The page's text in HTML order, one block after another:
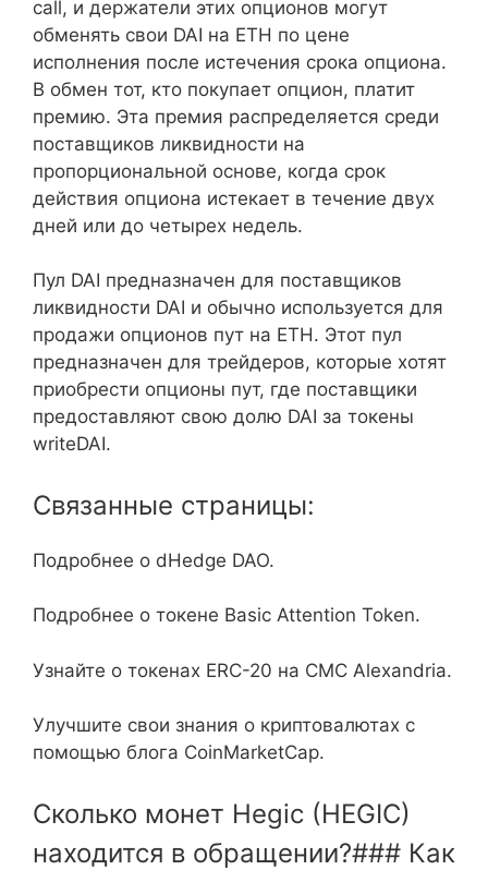
call, и держатели этих опционов могут
обменять свои DAI на ETH по цене
исполнения после истечения срока опциона.
В обмен тот, кто покупает опцион, платит
премию. Эта премия распределяется среди
поставщиков ликвидности на
пропорциональной основе, когда срок
действия опциона истекает в течение двух
дней или до четырех недель.
Пул DAI предназначен для поставщиков
ликвидности DAI и обычно используется для
продажи опционов пут на ETH. Этот пул
предназначен для трейдеров, которые хотят
приобрести опционы пут, где поставщики
предоставляют свою долю DAI за токены
writeDAI.
Связанные страницы:
Подробнее о dHedge DAO.
Подробнее о токене Basic Attention Token.
Узнайте о токенах ERC-20 на CMC Alexandria.
Улучшите свои знания о криптовалютах с
помощью блога CoinMarketCap.
Сколько монет Hegic (HEGIC)
находится в обращении?### Как